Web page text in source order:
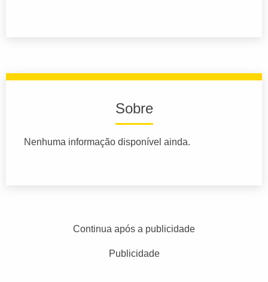
Sobre
Nenhuma informação disponível ainda.
Continua após a publicidade
Publicidade